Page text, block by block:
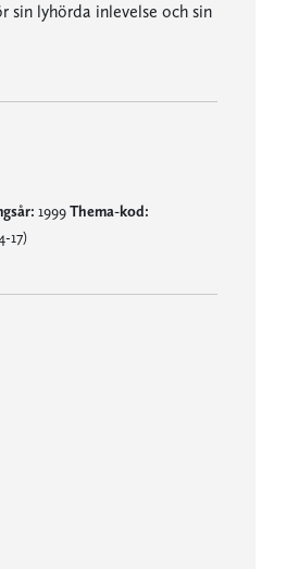
sin lyhörda inlevelse och sin
1999Thema-kod:
17)